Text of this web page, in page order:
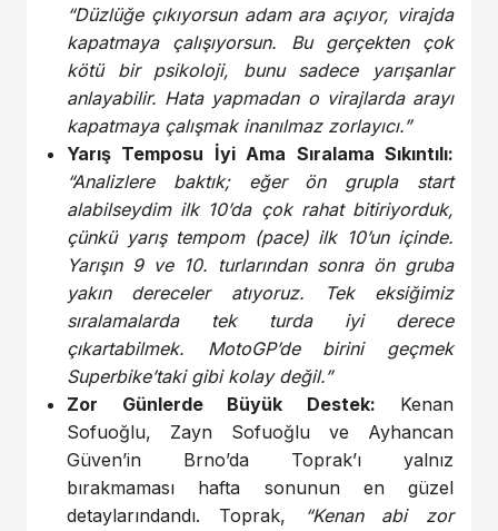
“Düzlüğe çıkıyorsun adam ara açıyor, virajda
kapatmaya çalışıyorsun. Bu gerçekten çok
kötü bir psikoloji, bunu sadece yarışanlar
anlayabilir. Hata yapmadan o virajlarda arayı
kapatmaya çalışmak inanılmaz zorlayıcı.”
Yarış Temposu İyi Ama Sıralama Sıkıntılı:
“Analizlere baktık; eğer ön grupla start
alabilseydim ilk 10’da çok rahat bitiriyorduk,
çünkü yarış tempom (pace) ilk 10’un içinde.
Yarışın 9 ve 10. turlarından sonra ön gruba
yakın dereceler atıyoruz. Tek eksiğimiz
sıralamalarda tek turda iyi derece
çıkartabilmek. MotoGP’de birini geçmek
Superbike’taki gibi kolay değil.”
Zor Günlerde Büyük Destek: Kenan
Sofuoğlu, Zayn Sofuoğlu ve Ayhancan
Güven’in Brno’da Toprak’ı yalnız
bırakmaması hafta sonunun en güzel
detaylarındandı. Toprak,
“Kenan abi zor